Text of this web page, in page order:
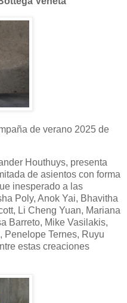
de verano 2025 de
Houthuys, presenta
de asientos con forma
inesperado a las
Poly, Anok Yai, Bhavitha
Li Cheng Yuan, Mariana
Barreto, Mike Vasilakis,
Penelope Ternes, Ruyu
estas creaciones